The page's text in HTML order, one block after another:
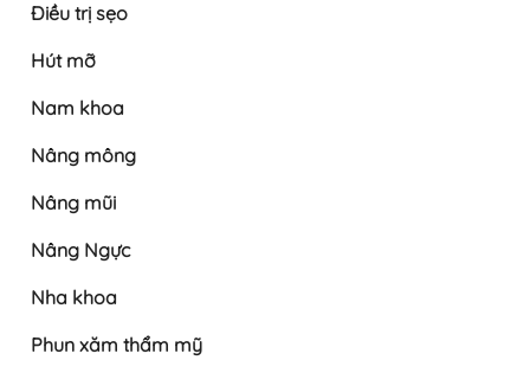
Điều trị sẹo
Hút mỡ
Nam khoa
Nâng mông
Nâng mũi
Nâng Ngực
Nha khoa
Phun xăm thẩm mỹ